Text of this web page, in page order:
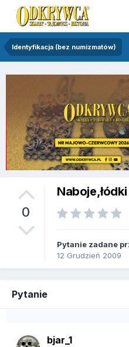
Identyfikacja (bez numizmatów)
0
Pytanie zadane
12 Grudzień 2009
Pytanie
bjar_1